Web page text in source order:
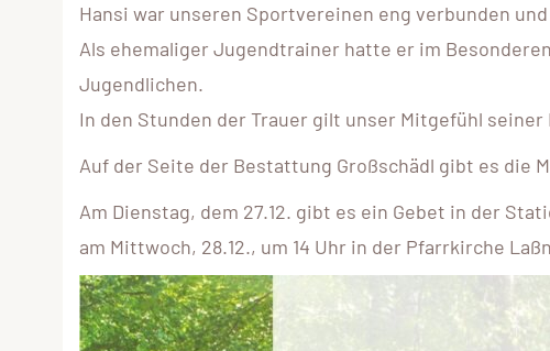
Hansi war unseren Sportvereinen eng verbunden
Als ehemaliger Jugendtrainer hatte er im
Jugendlichen.
In den Stunden der Trauer gilt unser Mitgefühl seiner
Auf der Seite der Bestattung Großschädl gibt es die
Am Dienstag, dem 27.12. gibt es ein Gebet in der
am Mittwoch, 28.12., um 14 Uhr in der Pfarrkirche